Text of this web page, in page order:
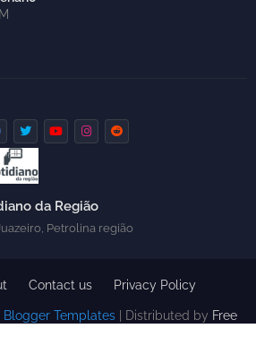
da Região
Petrolina região
Blogger Templates| Distributed by Free
Contact us Privacy Policy